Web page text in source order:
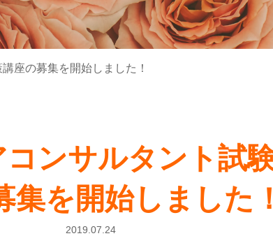
座の募集を開始しました！
ンサルタント試
集を開始しました！
2019.07.24